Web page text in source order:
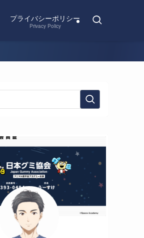
プライバシーポリシー
Privacy Policy